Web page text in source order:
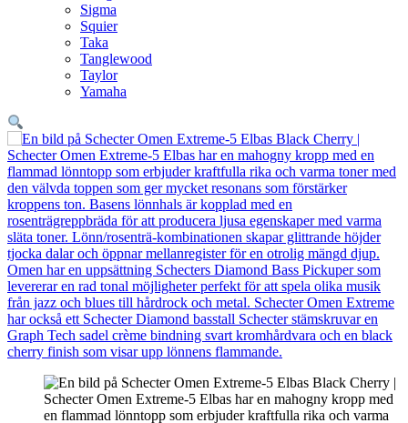
Sigma
Squier
Taka
Tanglewood
Taylor
Yamaha